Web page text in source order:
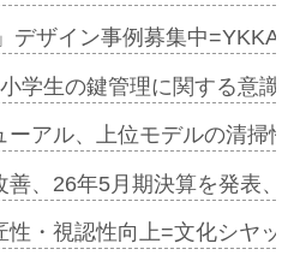
デザイン事例募集中
学生の鍵管理に関する意
ーアル、上位モデルの清
善、26年5月期決算を発表
性・視認性向上=文化シヤ